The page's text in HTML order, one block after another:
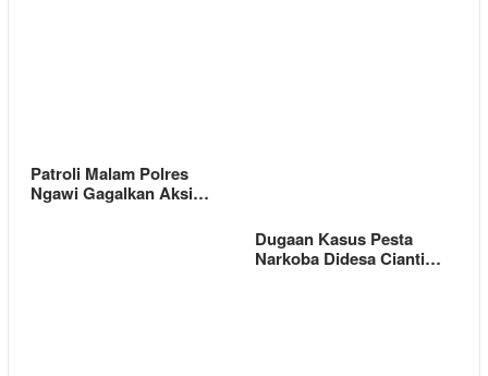
Patroli Malam Polres
Ngawi Gagalkan Aksi…
Dugaan Kasus Pesta
Narkoba Didesa Cianti…